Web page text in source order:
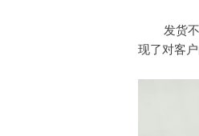
发货不停
现了对客